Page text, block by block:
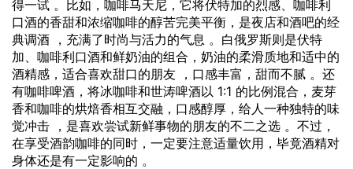
得一试 。比如，咖啡马天尼，它将伏特加的烈感、咖啡利
口酒的香甜和浓缩咖啡的醇苦完美平衡，是夜店和酒吧的经
典调酒 ，充满了时尚与活力的气息 。白俄罗斯则是伏特
加、咖啡利口酒和鲜奶油的组合，奶油的柔滑质地和适中的
酒精感，适合喜欢甜口的朋友 ，口感丰富，甜而不腻 。还
有咖啡啤酒，将冰咖啡和世涛啤酒以 1:1 的比例混合，麦芽
香和咖啡的烘焙香相互交融，口感醇厚，给人一种独特的味
觉冲击 ，是喜欢尝试新鲜事物的朋友的不二之选 。不过，
在享受酒韵咖啡的同时，一定要注意适量饮用，毕竟酒精对
身体还是有一定影响的 。